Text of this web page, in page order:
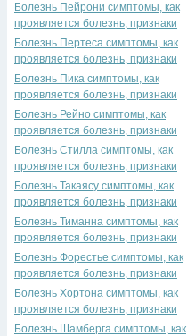
Болезнь Пейрони симптомы, как
проявляется болезнь, признаки
Болезнь Пертеса симптомы, как
проявляется болезнь, признаки
Болезнь Пика симптомы, как
проявляется болезнь, признаки
Болезнь Рейно симптомы, как
проявляется болезнь, признаки
Болезнь Стилла симптомы, как
проявляется болезнь, признаки
Болезнь Такаясу симптомы, как
проявляется болезнь, признаки
Болезнь Тиманна симптомы, как
проявляется болезнь, признаки
Болезнь Форестье симптомы, как
проявляется болезнь, признаки
Болезнь Хортона симптомы, как
проявляется болезнь, признаки
Болезнь Шамберга симптомы, как